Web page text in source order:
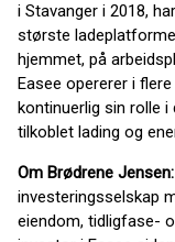
i Stavanger i 2018,
største
hjemmet, på
Easee opererer i
kontinuerlig sin rolle
tilkoblet lading og
Om Brødrene Jensen:
investeringsselskap
eiendom, tidligfase-